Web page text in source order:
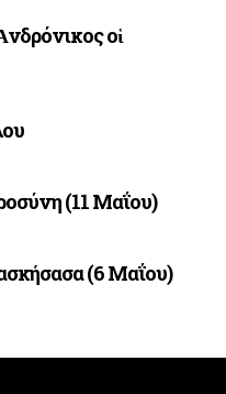
οἱ
(11 Μαΐου)
(6 Μαΐου)